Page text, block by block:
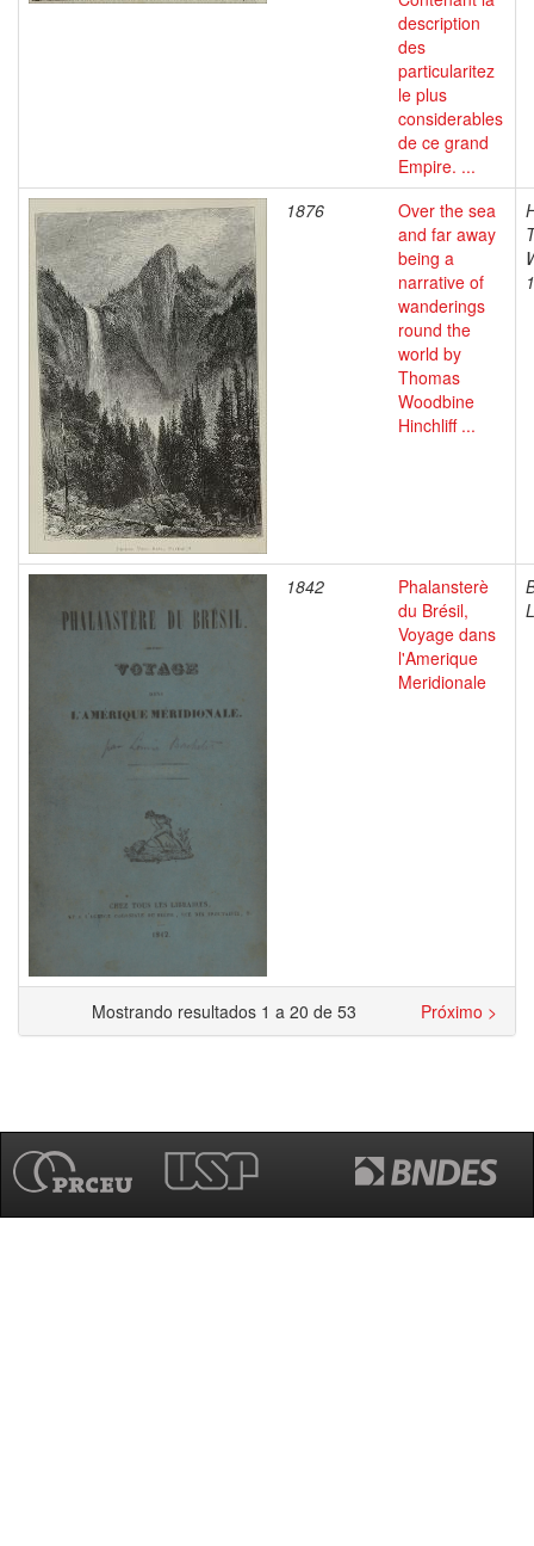
description
des
particularitez
le plus
considerables
de ce grand
Empire. ...
1876
Over the sea
and far away
being a
narrative of
wanderings
round the
world by
Thomas
Woodbine
Hinchliff ...
1842
Phalansterè
du Brésil,
Voyage dans
l'Amerique
Meridionale
Mostrando resultados 1 a 20 de 53 Próximo >